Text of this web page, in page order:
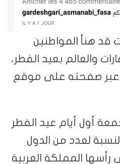
قد هنأ المواطنين
والعالم بعيد الفطر،
عبر صفحته على موقع
أول أيام عيد الفطر
لعدد من الدول
رأسها المملكة العربية